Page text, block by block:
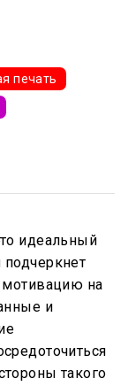
печать
идеальный
мотивацию на
и
такого